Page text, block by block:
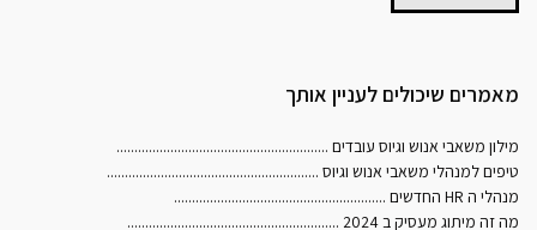
מאמרים שיכולים לעניין אותך
מילון משאבי אנוש וגיוס עובדים ...........................................................
טיפים למנהלי משאבי אנוש וגיוס ...........................................................
מנהלי ה HR החדשים
...........................................................
מה זה מיתוג מעסיק ב 2024
...........................................................